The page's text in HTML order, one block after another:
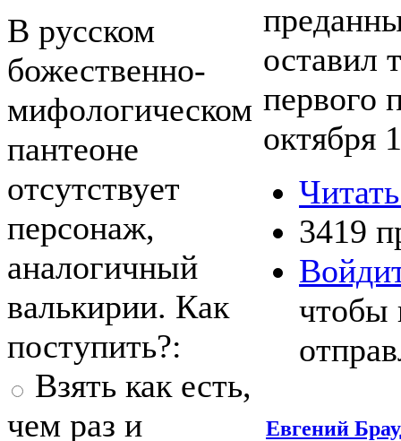
В русском
божественно-
мифологическом
пантеоне
отсутствует
персонаж,
аналогичный
валькирии. Как
поступить?:
Взять как есть,
чем раз и
оставил
первого
октября
3419
чтобы
Евгений